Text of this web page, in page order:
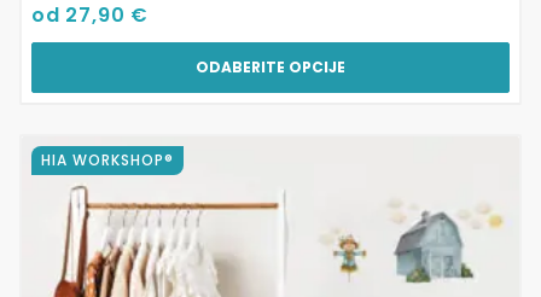
od 27,90 €
ODABERITE OPCIJE
HIA WORKSHOP®
Ovaj
proizvod
varijanti.
Opcije